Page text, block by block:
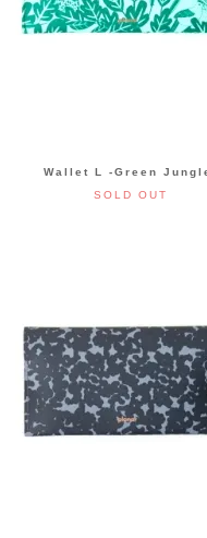
Wallet L -Green
SOLD OUT